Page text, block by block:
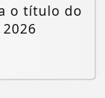
o título do